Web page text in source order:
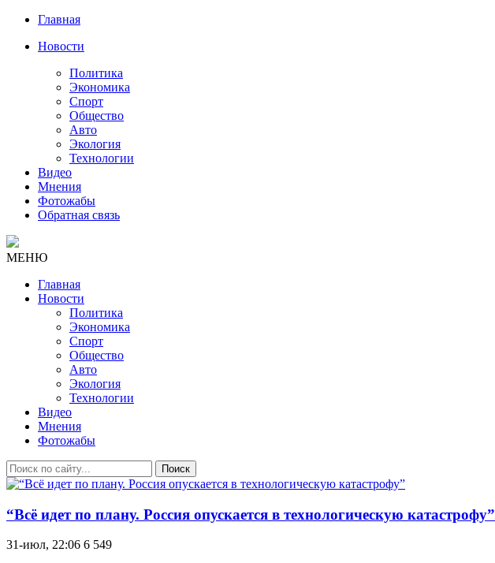
Главная
Новости
Политика
Экономика
Спорт
Общество
Авто
Экология
Технологии
Видео
Мнения
Фотожабы
Обратная связь
МЕНЮ
Главная
Новости
Политика
Экономика
Спорт
Общество
Авто
Экология
Технологии
Видео
Мнения
Фотожабы
Поиск
“Всё идет по плану. Россия опускается в технологическую катастрофу”
31-июл, 22:06 6 549